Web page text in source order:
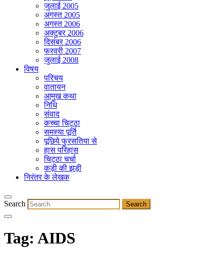
जुलाई 2005
अगस्त 2005
अगस्त 2006
अक्टुबर 2006
दिसंबर 2006
फरवरी 2007
जुलाई 2008
विषय
परिचय
वातायन
आमुख कथा
निधि
संवाद
कच्चा चिट्ठा
समस्या पूर्ति
पूछिये फुरसतिया से
हास परिहास
चिट्ठा चर्चा
कड़ी की झड़ी
निरंतर के लेखक
Search
Tag: AIDS